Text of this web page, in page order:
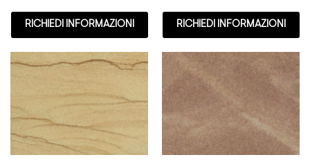
RICHIEDI INFORMAZIONI RICHIEDI INFORMAZIONI